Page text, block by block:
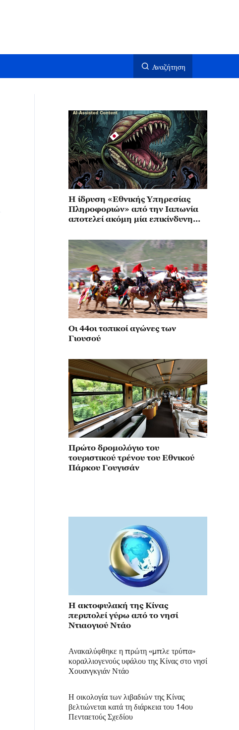
Αναζήτηση
Η ίδρυση «Εθνικής Υπηρεσίας
Πληροφοριών» από την Ιαπωνία
αποτελεί ακόμη μία επικίνδυνη
μιλιταρισμού
Οι 44οι τοπικοί αγώνες των
Γιουσού
Πρώτο δρομολόγιο του
τουριστικού τρένου του Εθνικού
Πάρκου Γουγισάν
Η ακτοφυλακή της Κίνας
περιπολεί γύρω από το νησί
Ντιαογιού Ντάο
Ανακαλύφθηκε η πρώτη «μπλε τρύπα»
κοραλλιογενούς υφάλου της Κίνας στο νησί
Χουανγκγιάν Ντάο
Η οικολογία των λιβαδιών της Κίνας
βελτιώνεται κατά τη διάρκεια του 14ου
Πενταετούς Σχεδίου